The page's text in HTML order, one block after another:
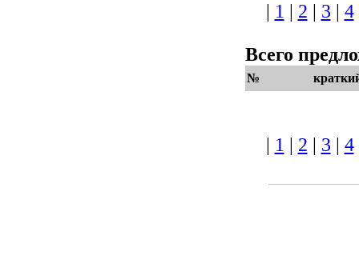
| 1 | 2 | 3 | 4
Всего
№
| 1 | 2 | 3 | 4